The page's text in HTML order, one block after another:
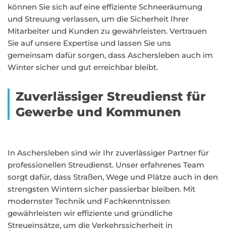
können Sie sich auf eine effiziente Schneeräumung
und Streuung verlassen, um die Sicherheit Ihrer
Mitarbeiter und Kunden zu gewährleisten. Vertrauen
Sie auf unsere Expertise und lassen Sie uns
gemeinsam dafür sorgen, dass Aschersleben auch im
Winter sicher und gut erreichbar bleibt.
Zuverlässiger Streudienst für
Gewerbe und Kommunen
In Aschersleben sind wir Ihr zuverlässiger Partner für
professionellen Streudienst. Unser erfahrenes Team
sorgt dafür, dass Straßen, Wege und Plätze auch in den
strengsten Wintern sicher passierbar bleiben. Mit
modernster Technik und Fachkenntnissen
gewährleisten wir effiziente und gründliche
Streueinsätze, um die Verkehrssicherheit in